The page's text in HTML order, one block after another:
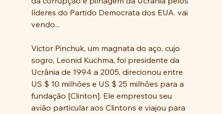
líderes do Partido Democrata dos EUA. vai
vendo...
Victor Pinchuk, um magnata do aço, cujo
sogro, Leonid Kuchma, foi presidente da
Ucrânia de 1994 a 2005, direcionou entre
US $ 10 milhões e US $ 25 milhões para a
fundação [Clinton]. Ele emprestou seu
avião particular aos Clintons e viajou para